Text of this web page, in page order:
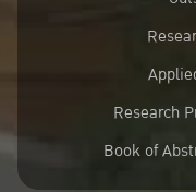
Research
Book of